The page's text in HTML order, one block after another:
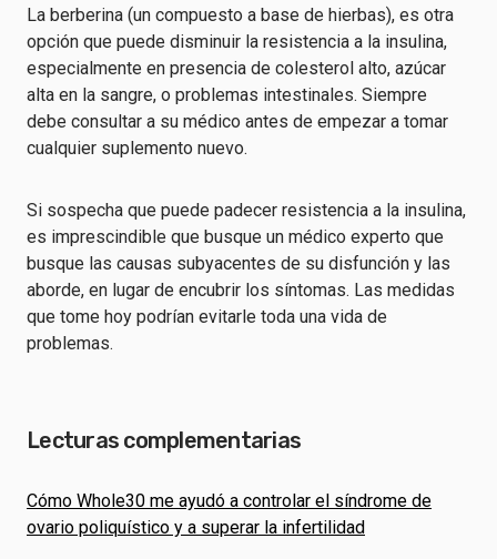
La berberina (un compuesto a base de hierbas), es otra
opción que puede disminuir la resistencia a la insulina,
especialmente en presencia de colesterol alto, azúcar
alta en la sangre, o problemas intestinales. Siempre
debe consultar a su médico antes de empezar a tomar
cualquier suplemento nuevo.
Si sospecha que puede padecer resistencia a la insulina,
es imprescindible que busque un médico experto que
busque las causas subyacentes de su disfunción y las
aborde, en lugar de encubrir los síntomas. Las medidas
que tome hoy podrían evitarle toda una vida de
problemas.
Lecturas complementarias
Cómo Whole30 me ayudó a controlar el síndrome de
ovario poliquístico y a superar la infertilidad